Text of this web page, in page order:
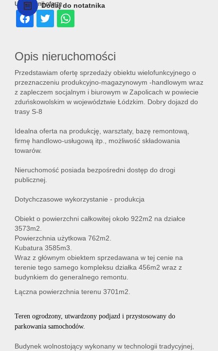
Dodaj do notatnika
Udostępnij ofertę
Opis nieruchomości
Przedstawiam ofertę sprzedaży obiektu wielofunkcyjnego o
przeznaczeniu produkcyjno-magazynowym -handlowym wraz
z zapleczem socjalnym i biurowym w Zapolicach w powiecie
zduńskowolskim w województwie Łódzkim. Dobry dojazd do
trasy S-8
Idealna oferta na produkcję, warsztaty, bazę remontową,
firmę handlowo-usługową itp., możliwość składowania
towarów.
Nieruchomość posiada bezpośredni dostęp do drogi
publicznej.
Dotychczasowe wykorzystanie - produkcja
Obiekt o powierzchni całkowitej około 922m2 na działce
3573m2.
Powierzchnia użytkowa 762m2.
Kubatura 3585m3.
Wraz z głównym obiektem sprzedawana w tej cenie na
terenie tego samego kompleksu działka 456m2 wraz z
budynkiem do generalnego remontu.
Łączna powierzchnia terenu 3701m2.
Teren ogrodzony, utwardzony podjazd i przystosowany do
parkowania samochodów.
Budynek wolnostojący wykonany w technologii tradycyjnej,